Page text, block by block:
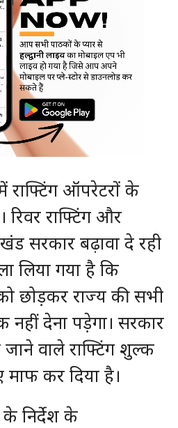
राफ्टिंग ऑपरेटरों के
राफ्टिंग और
सरकार बढ़ावा दे रही
लिया गया है कि
छोड़कर राज्य की सभी
देना पड़ेगा। सरकार
वाले राफ्टिंग शुल्क
माफ कर दिया है।
निर्देश के